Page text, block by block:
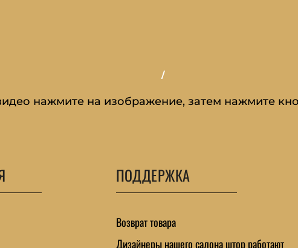
/
нажмите на изображение, затем нажмите
ПОДДЕРЖКА
Возврат товара
Дизайнеры нашего салона штор работают